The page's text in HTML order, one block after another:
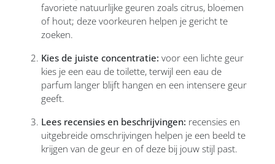
favoriete natuurlijke geuren zoals citrus, bloemen
of hout; deze voorkeuren helpen je gericht te
zoeken.
Kies de juiste concentratie: voor een lichte geur
kies je een eau de toilette, terwijl een eau de
parfum langer blijft hangen en een intensere geur
geeft.
Lees recensies en beschrijvingen: recensies en
uitgebreide omschrijvingen helpen je een beeld te
krijgen van de geur en of deze bij jouw stijl past.